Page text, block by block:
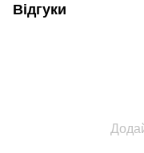
Відгуки